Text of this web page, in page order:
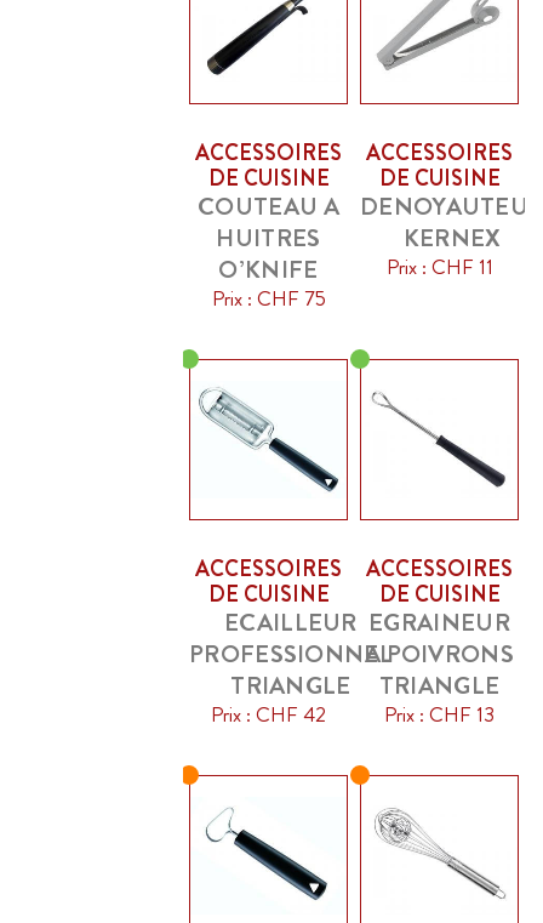
ACCESSOIRES
DE CUISINE
COUTEAU A
HUITRES
O’KNIFE
Prix : CHF 75
ACCESSOIRES
DE CUISINE
KERNEX
Prix : CHF 11
ACCESSOIRES
DE CUISINE
ECAILLEUR
PROFESSIONNEL
TRIANGLE
Prix : CHF 42
ACCESSOIRES
DE CUISINE
EGRAINEUR
A POIVRONS
TRIANGLE
Prix : CHF 13